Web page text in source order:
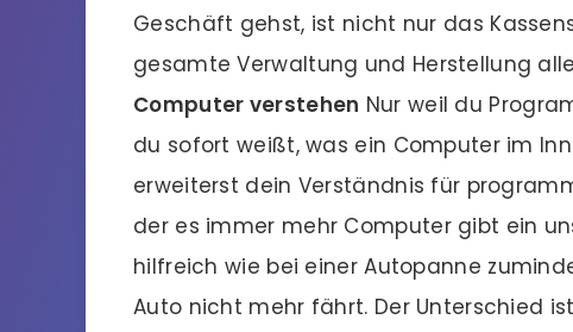
Geschäft gehst, ist nicht nur das
gesamte Verwaltung und Herstellung
Computer verstehen Nur weil du
du sofort weißt, was ein Computer im
erweiterst dein Verständnis für
der es immer mehr Computer gibt ein
hilfreich wie bei einer Autopanne
Auto nicht mehr fährt. Der Unterschied